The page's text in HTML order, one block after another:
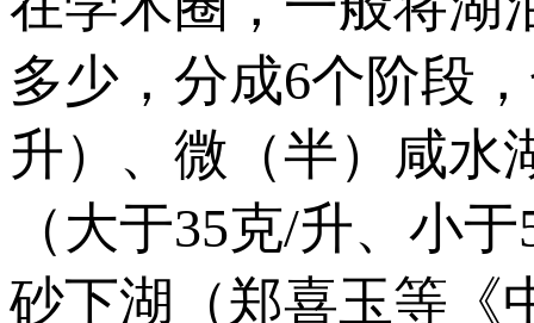
多少，分成6个阶段
升）、微（半）咸水
（大于35克/升、小
砂下湖（郑喜玉等《